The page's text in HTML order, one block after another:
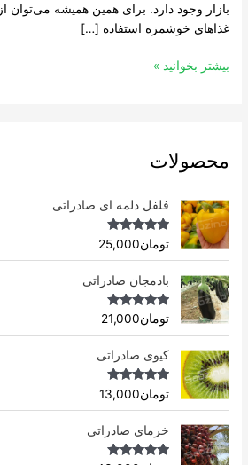
بازار وجود دارد. برای همین همیشه می‌توان
غذاهای خوشمزه استفاده […]
بیشتر بخوانید »
محصولات
فلفل دلمه ای صادراتی
Rated4.96
out of 5
تومان25,000
بادمجان صادراتی
Rated4.75
out of 5
تومان21,000
کیوی صادراتی
Rated4.75
out of 5
تومان13,000
خرمای صادراتی